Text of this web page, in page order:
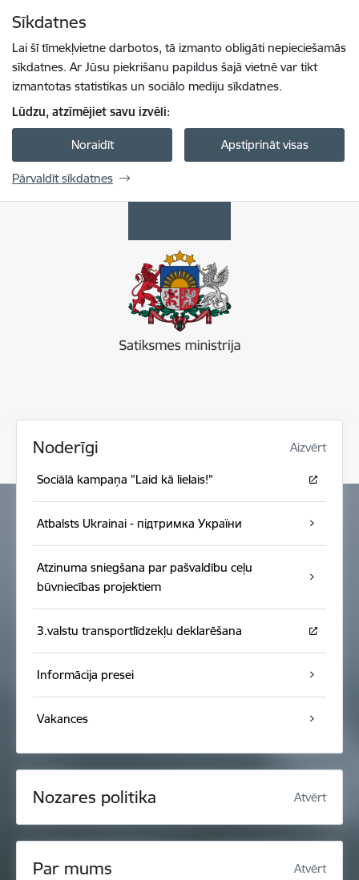
Sīkdatnes
Lai šī tīmekļvietne darbotos, tā izmanto obligāti nepieciešamās
sīkdatnes. Ar Jūsu piekrišanu papildus šajā vietnē var tikt
izmantotas statistikas un sociālo mediju sīkdatnes.
Lūdzu, atzīmējiet savu izvēli:
Noraidīt Apstiprināt visas
Pārvaldīt sīkdatnes
Noderīgi Aizvērt
Sociālā kampaņa "Laid kā lielais!"
Atbalsts Ukrainai - підтримка України
Atzinuma sniegšana par pašvaldību ceļu
būvniecības projektiem
3.valstu transportlīdzekļu deklarēšana
Informācija presei
Vakances
Nozares politika Atvērt
Par mums Atvērt